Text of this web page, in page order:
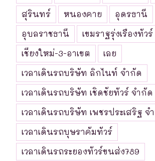
สุรินทร์
หนองคาย
อุดรธานี
อุบลราชธานี
เขมราฐรุ่งเรืองทัวร์
เชียงใหม่-3-อาเขต
เลย
เวลาเดินรถบริษัท ลิกไนท์ จำกัด
เวลาเดินรถบริษัท เชิดชัยทัวร์ จำกัด
เวลาเดินรถบริษัท เพชรประเสริฐ จ
เวลาเดินรถบุษราคัมทัวร์
เวลาเดินรถระยองทัวร์ขนส่ง789